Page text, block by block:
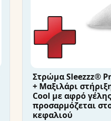
Στρώμα Sleezzz®
+ Μαξιλάρι
Cool με αφρό
προσαρμόζεται
κεφαλιού